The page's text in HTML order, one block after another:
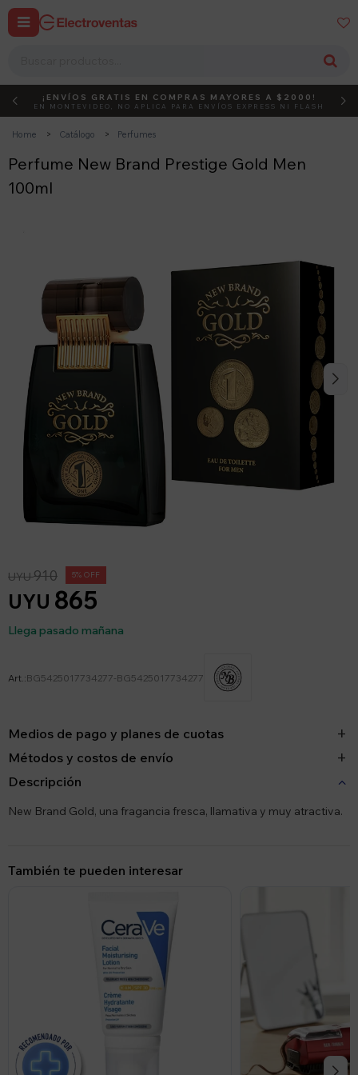
 
DEBUT ACTIVÁ EL CÓDIGO
¡ENVÍOS GRATIS EN COMPRAS MAYORES A $2000!
EN MONTEVIDEO, NO APLICA PARA ENVÍOS EXPRESS NI FLASH
Home Catálogo Perfumes
Perfume New Brand Prestige Gold Men
100ml
UYU 865
UYU910 5
Llega pasado mañana
BG5425017734277-BG5425017734277
Medios de pago y planes de cuotas
Métodos y costos de envío
Descripción
New Brand Gold, una fragancia fresca, llamativa y muy atractiva.
También te pueden interesar